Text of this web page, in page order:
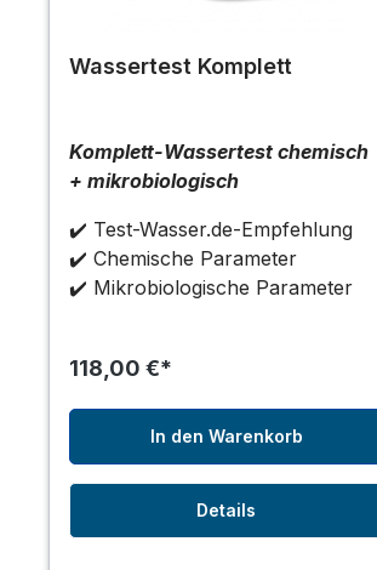
Wassertest Komplett
Komplett-Wassertest chemisch
+ mikrobiologisch
✔️ Test-Wasser.de-Empfehlung
✔️ Chemische Parameter
✔️ Mikrobiologische Parameter
118,00 €*
In den Warenkorb
Details